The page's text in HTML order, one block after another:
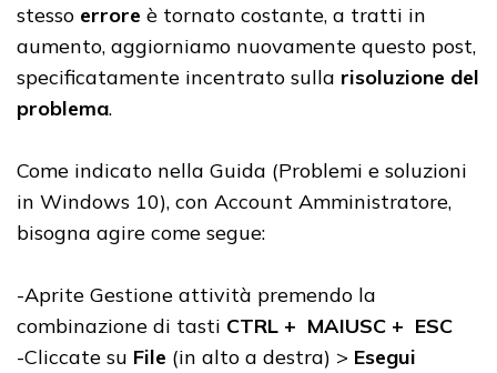
stesso errore è tornato costante, a tratti in
aumento, aggiorniamo nuovamente questo post,
specificatamente incentrato sulla risoluzione del
problema.
Come indicato nella Guida (Problemi e soluzioni
in Windows 10), con Account Amministratore,
bisogna agire come segue:
-Aprite Gestione attività premendo la
combinazione di tasti CTRL + MAIUSC + ESC
-Cliccate su File (in alto a destra) > Esegui